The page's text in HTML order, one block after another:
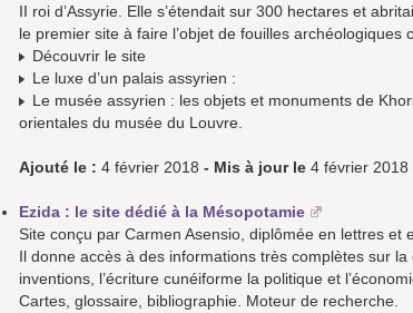
II roi d’Assyrie. Elle s’étendait sur 300 hectares et
le premier site à faire l’objet de fouilles archéologiques
Découvrir le site
Le luxe d’un palais assyrien :
Le musée assyrien : les objets et monuments de
orientales du musée du Louvre.
Ajouté le : 4 février 2018 - Mis à jour le 4 février 2018
Ezida : le site dédié à la Mésopotamie
Site conçu par Carmen Asensio, diplômée en lettres et
Il donne accès à des informations très complètes sur
inventions, l’écriture cunéiforme la politique et
Cartes, glossaire, bibliographie. Moteur de recherche.